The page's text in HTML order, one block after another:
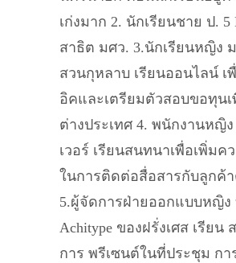
เก่งมาก 2. นักเรียนชาย ป. 5
สาธิต มศว. 3.นักเรียนหญิง
สวนกุหลาบ เรียนออนไลน์ เ
อิคและเตรียมตัวสอบขอทุนเ
ต่างประเทศ 4. พนักงานหญิ
เวอร์ เรียนสนทนาเพื่อเพิ่มค
ในการติดต่อสื่อสารกับลูกค้
5.ผู้จัดการฝ่ายออกแบบหญิง
Achitype ของฝรั่งเศส เรียน
การ พรีเซนต์ในที่ประชุม กา